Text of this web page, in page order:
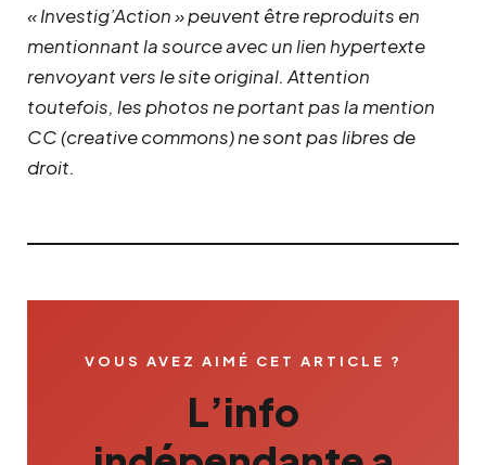
« Investig’Action » peuvent être reproduits en
mentionnant la source avec un lien hypertexte
renvoyant vers le site original. Attention
toutefois, les photos ne portant pas la mention
CC (creative commons) ne sont pas libres de
droit.
VOUS AVEZ AIMÉ CET ARTICLE ?
L’info